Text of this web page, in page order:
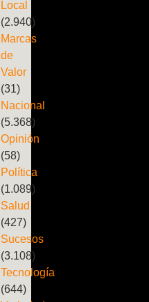
Local
(2.940)
Marcas
de
Valor
(31)
Nacional
(5.368)
Opinión
(58)
Política
(1.089)
Salud
(427)
Sucesos
(3.108)
Tecnología
(644)